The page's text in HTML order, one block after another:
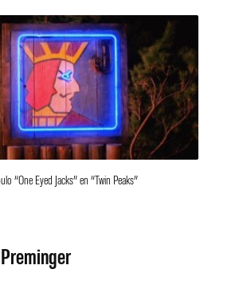
“One Eyed Jacks” en “Twin Peaks”